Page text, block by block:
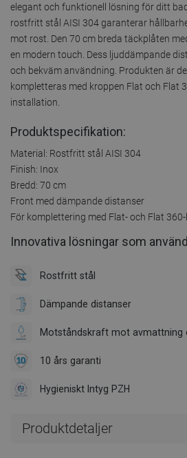
elegant och funktionell lösning för ditt
rostfritt stål AISI 304 garanterar
mot rost. Den 70 cm breda täckplåten
en modern touch. Dess ljuddämpande
och bekväm användning. Produkten är
kompletteras med kroppen Flat och Flat
installation.
Produktspecifikation:
Material: Rostfritt stål AISI 304
Finish: Inox
Bredd: 70 cm
Front med dämpande distanser
För komplettering med Flat- och Flat
Innovativa lösningar som
Rostfritt stål
Dämpande distanser
Motståndskraft mot avmattning
10 års garanti
Hygieniskt Intyg PZH
Produktdetaljer